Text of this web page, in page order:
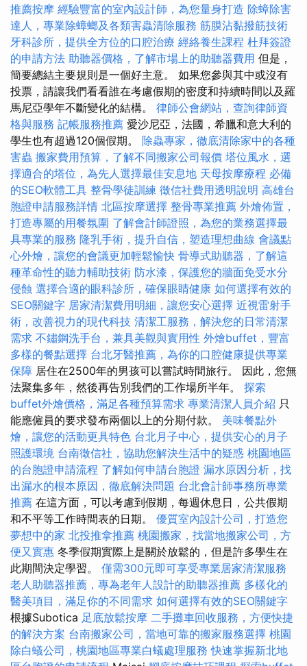
推薦按摩 經驗豐富的室內設計師，為您量身打造 除蟑除害
達人，專業除蟑螂及各類害蟲清除服務 筋膜沾黏撥筋技術
牙科診所，提供全方位的口腔治療 經絡養生課程 杜拜簽證
的申請方法 助聽器價格，了解市場上的助聽器費用 但是，
簡要總結主要規則是一個好主意。 如果您參與其中或沒有
投票，請讓我們看看誰在考慮假期的密度和持續時間以及羅
馬尼亞學年不斷變化的結構。 律師公會網站，查詢律師資
格與服務 記帳服務推薦 愛沙尼亞，法國，希臘和意大利的
學生也有超過120個假期。 除蟲專家，徹底清除家中的各種
害蟲 搬家費用預算，了解不同搬家公司報價 塔位風水，選
擇適合的塔位，為先人選擇最佳安息地 天母按摩療程 必備
的SEO軟體工具 整骨學徒訓練 徵信社費用透明說明 高雄台
胞證申請服務詳情 北區按摩選擇 整骨專業推薦 外燴佈置，
打造專屬的用餐氛圍 了解會計師證照，為您的業務選擇最
具專業的服務 隆乳手術，提升自信，塑造理想曲線 會議點
心外燴，讓您的會議更加輕鬆愉快 骨導式助聽器，了解這
種革命性的聽力輔助技術 防水漆，保護您的牆面免受水分
侵蝕 選擇合適的眼科診所，確保眼睛健康 如何選擇有效的
SEO關鍵字 居家清潔費用明細，讓您安心選擇 近視雷射手
術，改善視力的現代科技 清潔工服務，解決您的日常清潔
需求 不鏽鋼洗手台，兼具美觀與實用性 外燴buffet，豐富
多樣的餐點選擇 台北牙醫推薦，為你的口腔健康提供專業
保障 居住在2500年的男孩可以嘗試時間旅行。 因此，您無
法聚集多年，然後再告別我們的工作場所半年。 探索
buffet外燴價格，滿足各種預算需求 專業清潔人員介紹 只
能應僱員的要求發布兩個以上的分期付款。 美味餐點外
燴，讓您的活動更具特色 台北月子中心，提供安心的月子
照護環境 台南徵信社，協助您解決生活中的疑惑 桃園地區
的台胞證申請流程 了解如何申請台胞證 漏水原因分析，找
出漏水的根本原因，徹底解決問題 台北會計師事務所專業
推薦 在這方面，可以考慮到假期，每週休息日，公共假期
和不平等工作時間表的日期。 優質室內設計公司，打造您
夢想中的家 北投推拿推薦 桃園搬家，找當地搬家公司，方
便又實惠 冬季假期實際上是關於放鬆的，但是許多學生在
此期間決定學習。 僅需300元即可享受專業居家清潔服務
老人助聽器推薦，專為老年人設計的助聽器推薦 多樣化的
醫美項目，滿足你的不同需求 如何選擇有效的SEO關鍵字
根據Subotica 足底放鬆按摩 二手攤車回收服務，方便快捷
的解決方案 台南搬家公司，當地可靠的搬家服務選擇 桃園
除白蟻公司，桃園地區專業白蟻處理服務 快速掌握新北地